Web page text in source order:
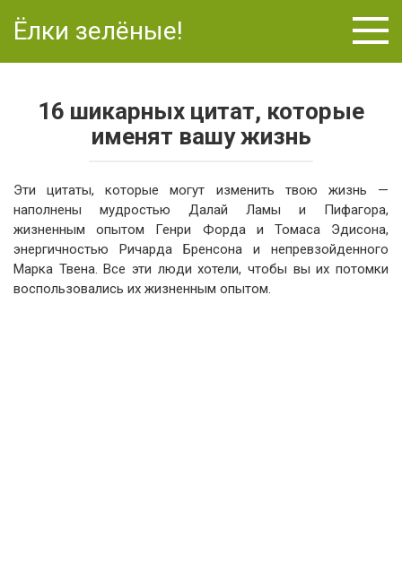
Ёлки зелёные!
16 шикарных цитат, которые
именят вашу жизнь
Эти цитаты, которые могут изменить твою жизнь —
наполнены мудростью Далай Ламы и Пифагора,
жизненным опытом Генри Форда и Томаса Эдисона,
энергичностью Ричарда Бренсона и непревзойденного
Марка Твена. Все эти люди хотели, чтобы вы их потомки
воспользовались их жизненным опытом.